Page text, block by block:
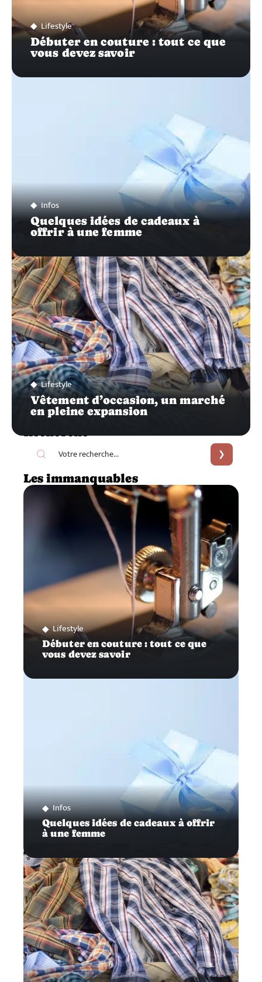
Lifestyle
Débuter en couture : tout ce que
vous devez savoir
Infos
Quelques idées de cadeaux à
offrir à une femme
Lifestyle
Vêtement d’occasion, un marché
en pleine expansion
Recherche
Les immanquables
Lifestyle
Débuter en couture : tout ce que
vous devez savoir
Infos
Quelques idées de cadeaux à offrir
à une femme